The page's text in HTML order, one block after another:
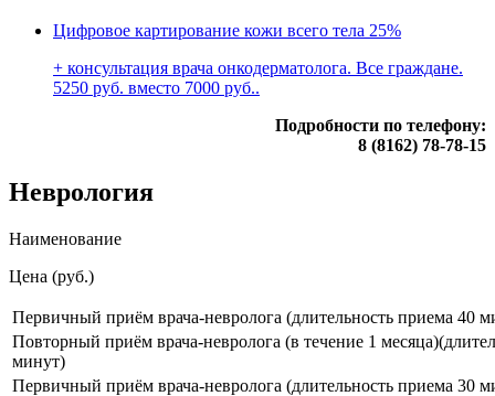
Цифровое картирование кожи всего тела 25%
+ консультация врача онкодерматолога. Все граждане.
5250 руб. вместо 7000 руб..
Подробности по телефону:
8 (8162) 78-78-15
Неврология
Наименование
Цена (руб.)
Первичный приём врача-невролога (длительность приема 40
Повторный приём врача-невролога (в течение 1
минут)
Первичный приём врача-невролога (длительность приема 30